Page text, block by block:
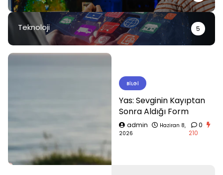
Teknoloji 5
BILGI
Yas: Sevginin Kayıptan
Sonra Aldığı Form
admin
Haziran 8,
2026
0
210